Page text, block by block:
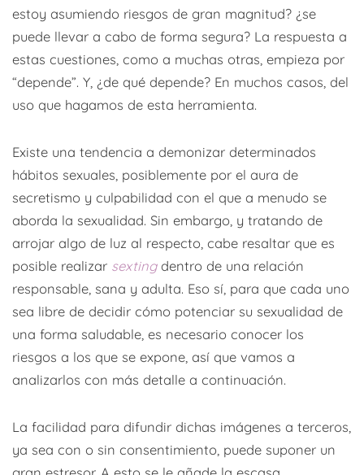
estoy asumiendo riesgos de gran magnitud? ¿se
puede llevar a cabo de forma segura? La respuesta a
estas cuestiones, como a muchas otras, empieza por
“depende”. Y, ¿de qué depende? En muchos casos, del
uso que hagamos de esta herramienta.
Existe una tendencia a demonizar determinados
hábitos sexuales, posiblemente por el aura de
secretismo y culpabilidad con el que a menudo se
aborda la sexualidad. Sin embargo, y tratando de
arrojar algo de luz al respecto, cabe resaltar que es
posible realizar sextingdentro de una relación
responsable, sana y adulta. Eso sí, para que cada uno
sea libre de decidir cómo potenciar su sexualidad de
una forma saludable, es necesario conocer los
riesgos a los que se expone, así que vamos a
analizarlos con más detalle a continuación.
La facilidad para difundir dichas imágenes a terceros,
ya sea con o sin consentimiento, puede suponer un